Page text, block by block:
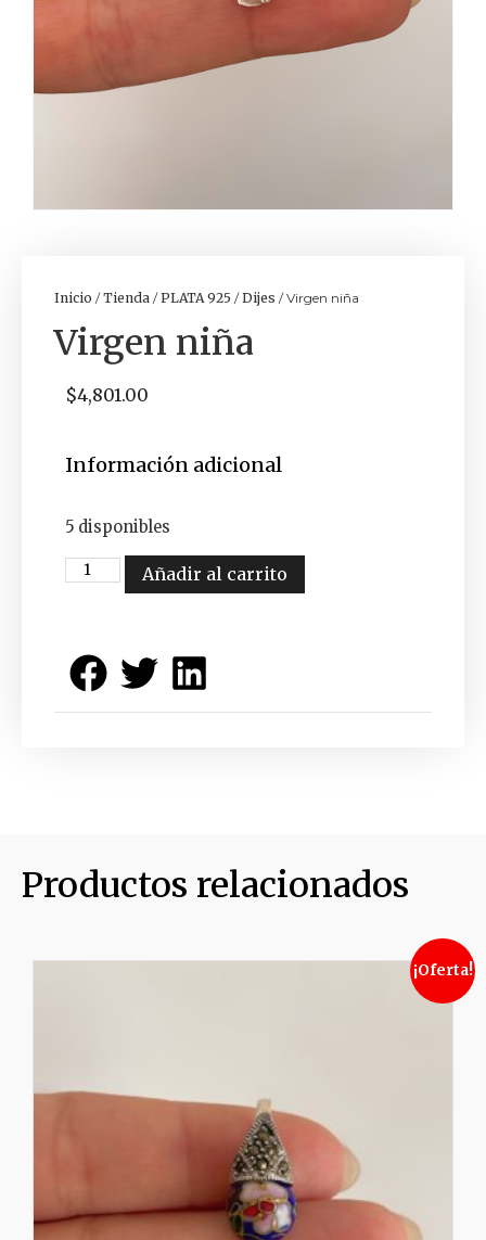
Inicio /Tienda /PLATA 925 /Dijes / Virgen niña
Virgen niña
$4,801.00
Información adicional
5 disponibles
Añadir al carrito
Productos relacionados
¡Oferta!